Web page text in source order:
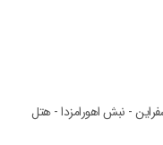
- نبش اهورامزدا - هتل